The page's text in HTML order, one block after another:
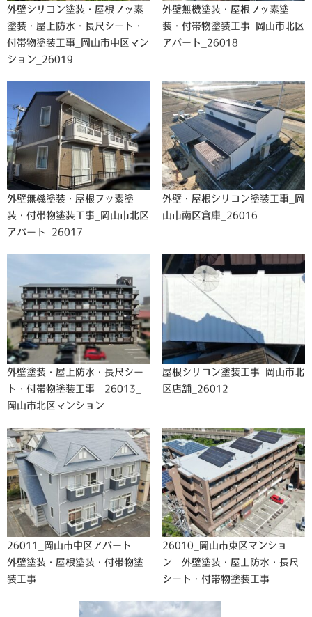
外壁シリコン塗装・屋根フッ素
塗装・屋上防水・長尺シート・
付帯物塗装工事_岡山市中区マン
ション_26019
外壁無機塗装・屋根フッ素塗
装・付帯物塗装工事_岡山市北区
アパート_26018
外壁無機塗装・屋根フッ素塗
装・付帯物塗装工事_岡山市北区
アパート_26017
外壁・屋根シリコン塗装工事_岡
山市南区倉庫_26016
外壁塗装・屋上防水・長尺シー
ト・付帯物塗装工事 26013_
岡山市北区マンション
屋根シリコン塗装工事_岡山市北
区店舗_26012
26011_岡山市中区アパート
外壁塗装・屋根塗装・付帯物塗
装工事
26010_岡山市東区マンショ
ン 外壁塗装・屋上防水・長尺
シート・付帯物塗装工事